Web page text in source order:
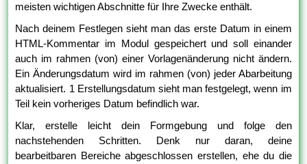
meisten wichtigen Abschnitte für Ihre Zwecke enthält.
Nach deinem Festlegen sieht man das erste Datum in einem
HTML-Kommentar im Modul gespeichert und soll einander
auch im rahmen (von) einer Vorlagenänderung nicht ändern.
Ein Änderungsdatum wird im rahmen (von) jeder Abarbeitung
aktualisiert. 1 Erstellungsdatum sieht man festgelegt, wenn im
Teil kein vorheriges Datum befindlich war.
Klar, erstelle leicht dein Formgebung und folge den
nachstehenden Schritten. Denk nur daran, deine
bearbeitbaren Bereiche abgeschlossen erstellen, ehe du die